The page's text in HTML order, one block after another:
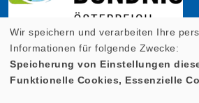
Cookie Einstellungen
Wir speichern und verarbeiten Ihre
Informationen für folgende Zwecke:
Speicherung von Einstellungen
Funktionelle Cookies, Essenzielle